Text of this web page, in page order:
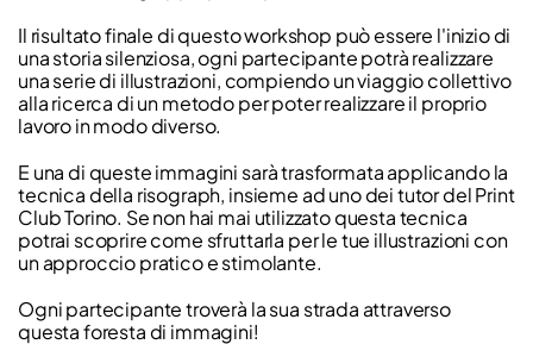
Il risultato finale di questo workshop può essere l'inizio di
una storia silenziosa, ogni partecipante potrà realizzare
una serie di illustrazioni, compiendo un viaggio collettivo
alla ricerca di un metodo per poter realizzare il proprio
lavoro in modo diverso.
E una di queste immagini sarà trasformata applicando la
tecnica della risograph, insieme ad uno dei tutor del Print
Club Torino. Se non hai mai utilizzato questa tecnica
potrai scoprire come sfruttarla per le tue illustrazioni con
un approccio pratico e stimolante.
Ogni partecipante troverà la sua strada attraverso
questa foresta di immagini!